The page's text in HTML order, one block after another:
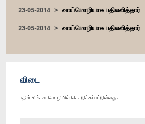
23-05-2014
வாய்மொழியாக பதிலளித்தார்
23-05-2014
வாய்மொழியாக பதிலளித்தார்
விடை
பதில் சிங்கள மொழியில் கொடுக்கப்பட்டுள்ளது.